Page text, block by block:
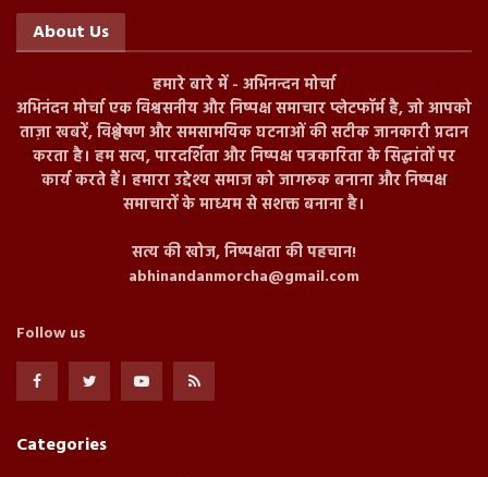
About Us
हमारे बारे में - अभिनन्दन मोर्चा
अभिनंदन मोर्चा एक विश्वसनीय और निष्पक्ष समाचार प्लेटफॉर्म है, जो आपको
ताज़ा खबरें, विश्लेषण और समसामयिक घटनाओं की सटीक जानकारी प्रदान
करता है। हम सत्य, पारदर्शिता और निष्पक्ष पत्रकारिता के सिद्धांतों पर
कार्य करते हैं। हमारा उद्देश्य समाज को जागरूक बनाना और निष्पक्ष
समाचारों के माध्यम से सशक्त बनाना है।
सत्य की खोज, निष्पक्षता की पहचान!
abhinandanmorcha@gmail.com
Follow us
Categories